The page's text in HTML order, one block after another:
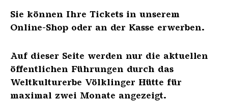
Sie können Ihre Tickets in unserem
Online-Shop oder an der Kasse erwerben.
Auf dieser Seite werden nur die aktuellen
öffentlichen Führungen durch das
Weltkulturerbe Völklinger Hütte für
maximal zwei Monate angezeigt.